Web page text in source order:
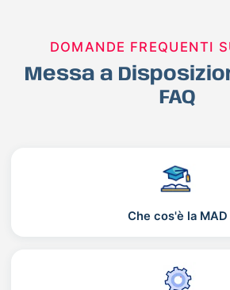
DOMANDE FREQUENTI
Messa a
FAQ
Che cos'è la MAD